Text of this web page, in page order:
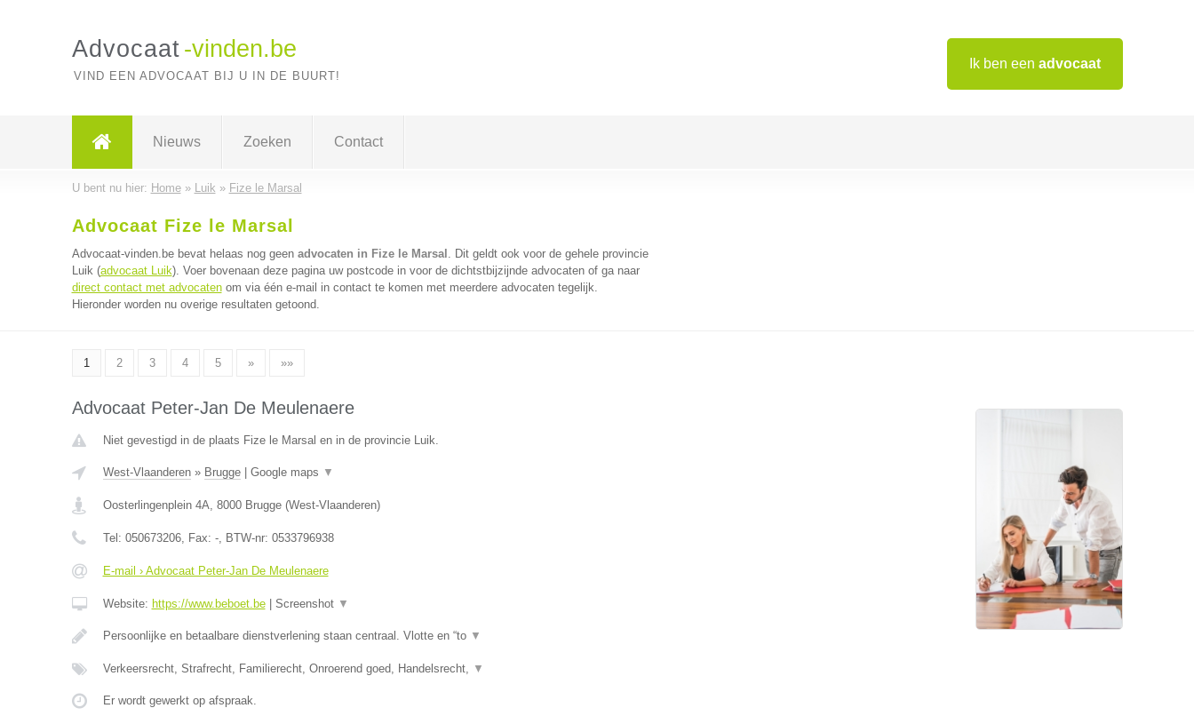
Ik ben een advocaat
Advocaat -vinden.be
VIND EEN ADVOCAAT BIJ U IN DE BUURT!
Nieuws Zoeken Contact
U bent nu hier: Home» Luik » Fize le Marsal
Advocaat Fize le Marsal
Advocaat-vinden.be bevat helaas nog geen advocaten in Fize le Marsal . Dit geldt ook voor de gehele provincie
Luik (advocaat Luik). Voer bovenaan deze pagina uw postcode in voor de dichtstbijzijnde advocaten of ga naar
direct contact met advocatenom via één e-mail in contact te komen met meerdere advocaten tegelijk.
Hieronder worden nu overige resultaten getoond.
1 2 3 4 5 » »»
Advocaat Peter-Jan De Meulenaere
Niet gevestigd in de plaats Fize le Marsal en in de provincie Luik.
West-Vlaanderen» Brugge| Google maps ▼
Oosterlingenplein 4A, 8000 Brugge(West-Vlaanderen)
Tel: 050673206, Fax: -, BTW-nr: 0533796938
E-mail › Advocaat Peter-Jan De Meulenaere
Website: https://www.beboet.be| Screenshot ▼
Persoonlijke en betaalbare dienstverlening staan centraal. Vlotte en “to ▼
Verkeersrecht, Strafrecht, Familierecht, Onroerend goed, Handelsrecht, ▼
Er wordt gewerkt op afspraak.